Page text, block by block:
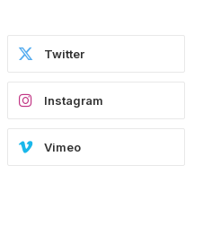
Twitter
Instagram
Vimeo